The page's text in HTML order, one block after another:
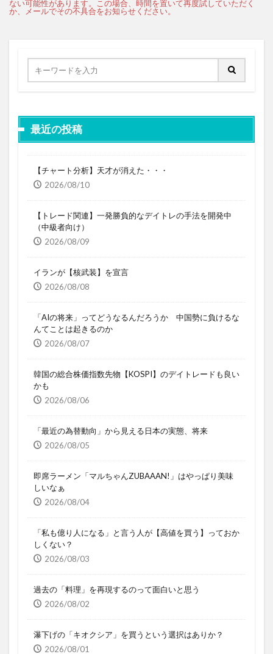
最近の投稿
【チャート分析】天才が消えた・・・
2026/08/10
【トレード関連】一発勝負的なデイトレの手法を開発中
（中級者向け）
2026/08/09
イランが【核武装】を宣言
2026/08/08
「AIの将来」ってどうなるんだろうか 中国勢に負けるな
んてことは起きるのか
2026/08/07
韓国の総合株価指数先物【KOSPI】のデイトレードも良い
かも
2026/08/06
「最近の為替動向」から見える日本の実態、将来
2026/08/05
即席ラーメン「マルちゃんZUBAAAN!」はやっぱり美味
しいなぁ
2026/08/04
「私も億り人になる」と言う人が【高値を買う】っておか
しくない？
2026/08/03
過去の「料理」を再現するのって面白いと思う
2026/08/02
瀑下げの「キオクシア」を買うという選択はありか？
2026/08/01